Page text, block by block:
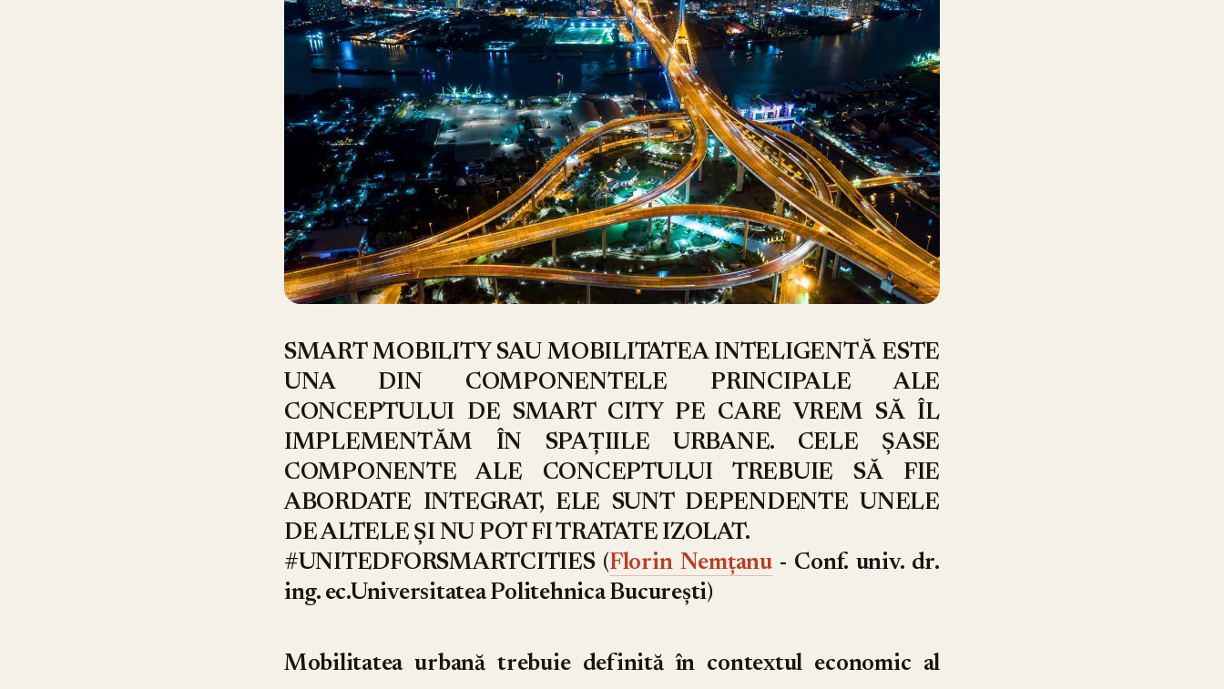
SMART MOBILITY SAU MOBILITATEA INTELIGENTĂ ESTE
UNA DIN COMPONENTELE PRINCIPALE ALE
CONCEPTULUI DE SMART CITY PE CARE VREM SĂ ÎL
IMPLEMENTĂM ÎN SPAȚIILE URBANE. CELE ȘASE
COMPONENTE ALE CONCEPTULUI TREBUIE SĂ FIE
ABORDATE INTEGRAT, ELE SUNT DEPENDENTE UNELE
DE ALTELE ȘI NU POT FI TRATATE IZOLAT.
#UNITEDFORSMARTCITIES (Florin Nemțanu- Conf. univ. dr.
ing. ec.Universitatea Politehnica București)
Mobilitatea urbană trebuie definită în contextul economic al